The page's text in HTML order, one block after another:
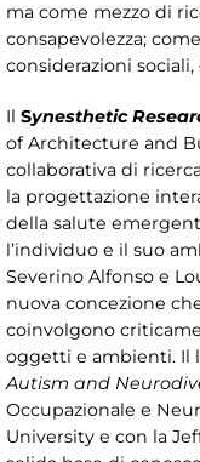
ma come mezzo di
consapevolezza;
considerazioni
Il Synesthetic
of Architecture and
collaborativa di
la progettazione
della salute
l’individuo e il suo
Severino Alfonso e
nuova concezione
coinvolgono
oggetti e ambienti. Il
Autism and
Occupazionale e
University e con la